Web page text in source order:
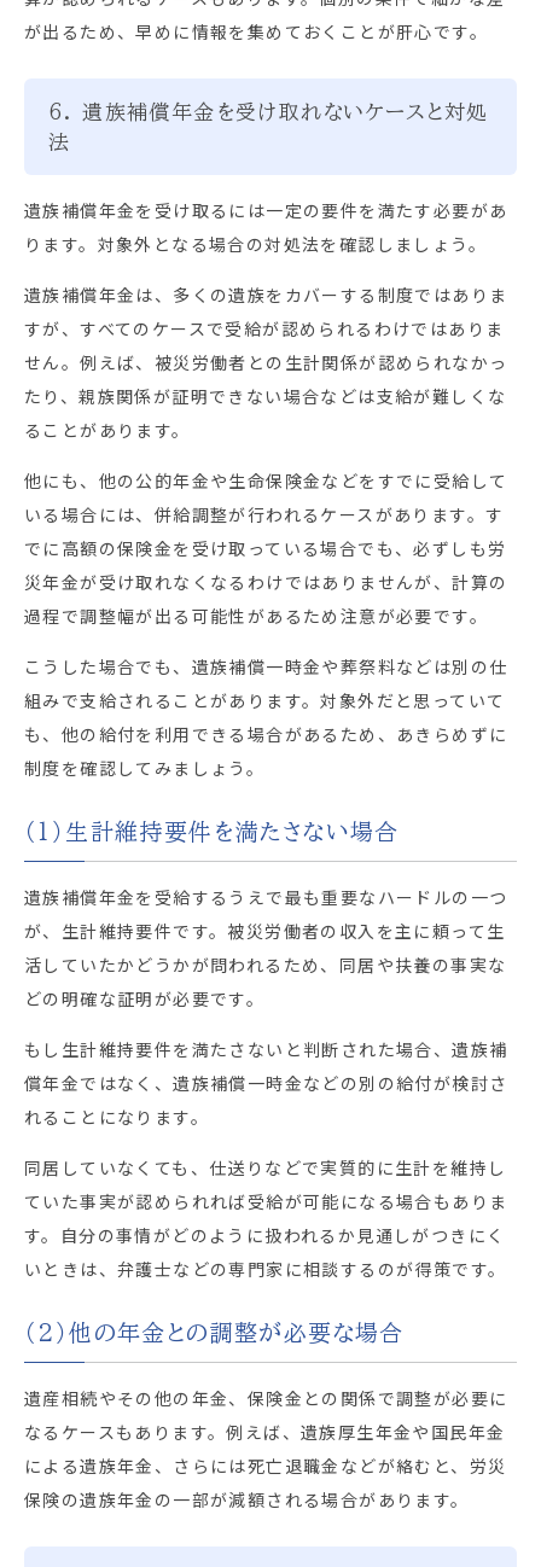
が出るため、早めに情報を集めておくことが肝心です。
6. 遺族補償年金を受け取れないケースと対処
法
遺族補償年金を受け取るには一定の要件を満たす必要があ
ります。対象外となる場合の対処法を確認しましょう。
遺族補償年金は、多くの遺族をカバーする制度ではありま
すが、すべてのケースで受給が認められるわけではありま
せん。例えば、被災労働者との生計関係が認められなかっ
たり、親族関係が証明できない場合などは支給が難しくな
ることがあります。
他にも、他の公的年金や生命保険金などをすでに受給して
いる場合には、併給調整が行われるケースがあります。す
でに高額の保険金を受け取っている場合でも、必ずしも労
災年金が受け取れなくなるわけではありませんが、計算の
過程で調整幅が出る可能性があるため注意が必要です。
こうした場合でも、遺族補償一時金や葬祭料などは別の仕
組みで支給されることがあります。対象外だと思っていて
も、他の給付を利用できる場合があるため、あきらめずに
制度を確認してみましょう。
（1）生計維持要件を満たさない場合
遺族補償年金を受給するうえで最も重要なハードルの一つ
が、生計維持要件です。被災労働者の収入を主に頼って生
活していたかどうかが問われるため、同居や扶養の事実な
どの明確な証明が必要です。
もし生計維持要件を満たさないと判断された場合、遺族補
償年金ではなく、遺族補償一時金などの別の給付が検討さ
れることになります。
同居していなくても、仕送りなどで実質的に生計を維持し
ていた事実が認められれば受給が可能になる場合もありま
す。自分の事情がどのように扱われるか見通しがつきにく
いときは、弁護士などの専門家に相談するのが得策です。
（2）他の年金との調整が必要な場合
遺産相続やその他の年金、保険金との関係で調整が必要に
なるケースもあります。例えば、遺族厚生年金や国民年金
による遺族年金、さらには死亡退職金などが絡むと、労災
保険の遺族年金の一部が減額される場合があります。